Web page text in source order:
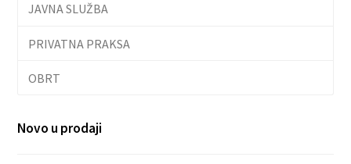
JAVNA SLUŽBA
PRIVATNA PRAKSA
OBRT
Novo u prodaji